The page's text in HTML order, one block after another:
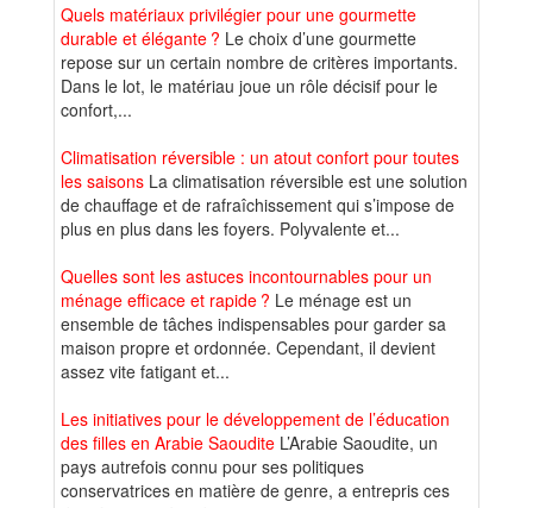
Quels matériaux privilégier pour une gourmette
durable et élégante ? Le choix d’une gourmette
repose sur un certain nombre de critères importants.
Dans le lot, le matériau joue un rôle décisif pour le
confort,...
Climatisation réversible : un atout confort pour toutes
les saisons La climatisation réversible est une solution
de chauffage et de rafraîchissement qui s’impose de
plus en plus dans les foyers. Polyvalente et...
Quelles sont les astuces incontournables pour un
ménage efficace et rapide ? Le ménage est un
ensemble de tâches indispensables pour garder sa
maison propre et ordonnée. Cependant, il devient
assez vite fatigant et...
Les initiatives pour le développement de l’éducation
des filles en Arabie Saoudite L’Arabie Saoudite, un
pays autrefois connu pour ses politiques
conservatrices en matière de genre, a entrepris ces